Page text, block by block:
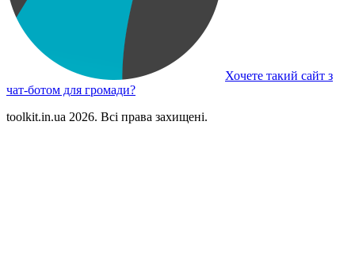
Хочете такий сайт з
чат-ботом для громади?
toolkit.in.ua 2026. Всі права захищені.